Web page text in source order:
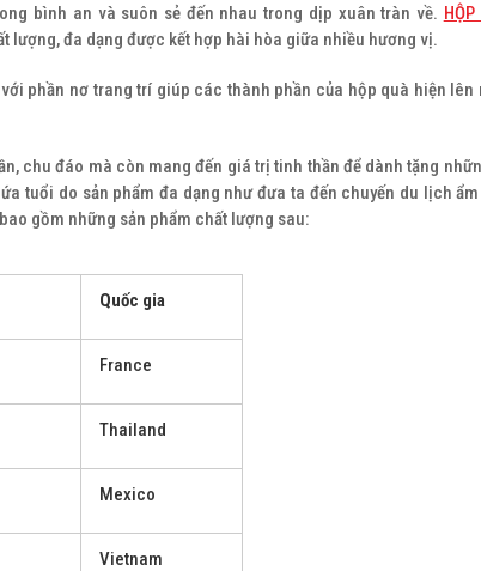
bình an và suôn sẻ đến nhau trong dịp xuân tràn về.
lượng, đa dạng được kết hợp hài hòa giữa nhiều hương vị.
phần nơ trang trí giúp các thành phần của hộp quà hiện lên
chu đáo mà còn mang đến giá trị tinh thần để dành tặng
tuổi do sản phẩm đa dạng như đưa ta đến chuyến du lịch
bao gồm những sản phẩm chất lượng sau:
Quốc gia
France
Thailand
Mexico
Vietnam